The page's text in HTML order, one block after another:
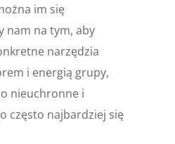
im się
nam na tym, aby
narzędzia
i energią grupy,
nieuchronne i
często najbardziej się